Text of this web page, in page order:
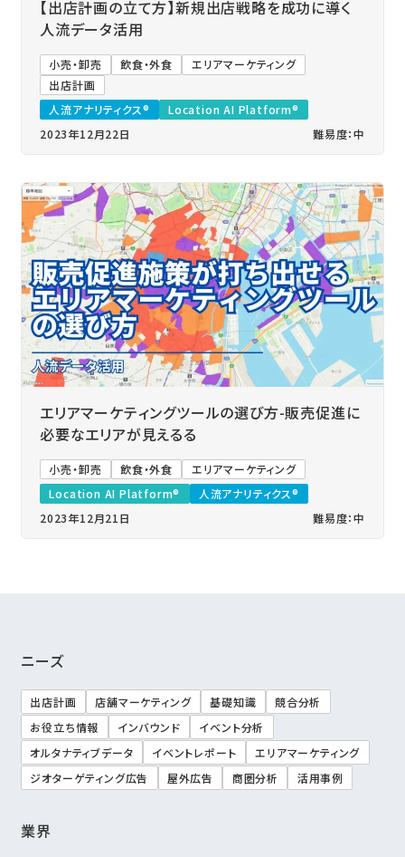
【出店計画の立て方】新規出店戦略を成功に導く
人流データ活用
小売・卸売 飲食・外食
エリアマーケティング
出店計画
人流アナリティクス®
Location AI Platform®
2023年12月22日
難易度：中
エリアマーケティングツールの選び方-販売促進に
必要なエリアが見えるる
小売・卸売 飲食・外食
エリアマーケティング
Location AI Platform®
人流アナリティクス®
2023年12月21日
難易度：中
ニーズ
出店計画 店舗マーケティング 基礎知識
競合分析
お役立ち情報
インバウンド
イベント分析
オルタナティブデータ
イベントレポート
エリアマーケティング
ジオターゲティング広告
屋外広告 商圏分析 活用事例
業界